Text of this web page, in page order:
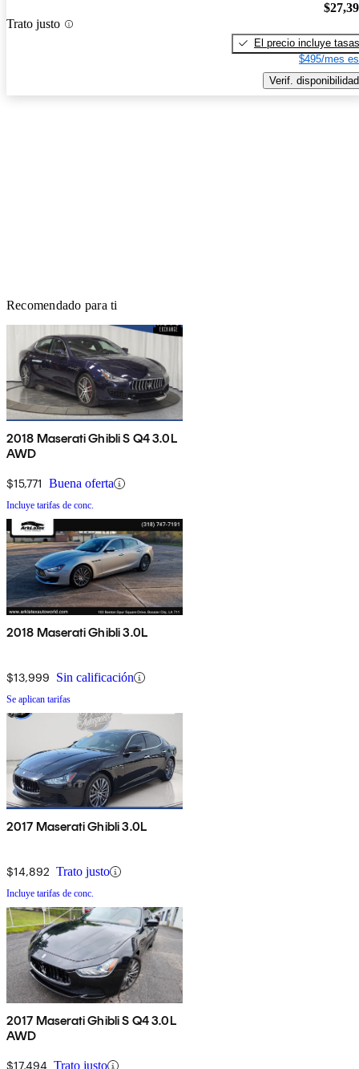
Trato justo
El precio incluye tasas
$495/mes
Verif. disponibilidad
Recomendado para ti
2018 Maserati Ghibli S Q4 3.0L
AWD
$15,771 Buena oferta
Incluye tarifas de conc.
2018 Maserati Ghibli 3.0L
$13,999 Sin calificación
Se aplican tarifas
2017 Maserati Ghibli 3.0L
$14,892 Trato justo
Incluye tarifas de conc.
2017 Maserati Ghibli S Q4 3.0L
AWD
$17,494 Trato justo